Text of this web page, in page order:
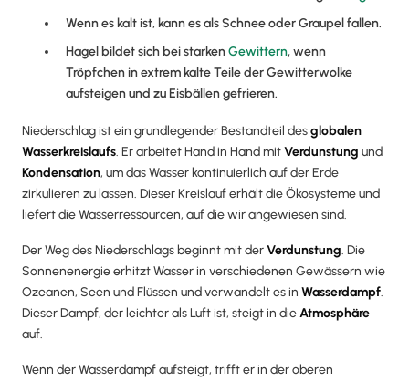
Wenn es kalt ist, kann es als Schnee oder Graupel fallen.
Hagel bildet sich bei starkenGewittern, wenn
Tröpfchen in extrem kalte Teile der Gewitterwolke
aufsteigen und zu Eisbällen gefrieren.
Niederschlag ist ein grundlegender Bestandteil desglobalen
Wasserkreislaufs. Er arbeitet Hand in Hand mitVerdunstung und
Kondensation, um das Wasser kontinuierlich auf der Erde
zirkulieren zu lassen. Dieser Kreislauf erhält die Ökosysteme und
liefert die Wasserressourcen, auf die wir angewiesen sind.
Der Weg des Niederschlags beginnt mit derVerdunstung. Die
Sonnenenergie erhitzt Wasser in verschiedenen Gewässern wie
Ozeanen, Seen und Flüssen und verwandelt es in Wasserdampf.
Dieser Dampf, der leichter als Luft ist, steigt in dieAtmosphäre
auf.
Wenn der Wasserdampf aufsteigt, trifft er in der oberen